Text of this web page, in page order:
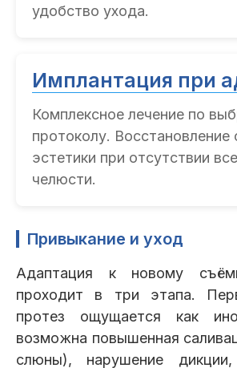
удобство ухода.
Имплантация при
Комплексное лечение по
протоколу. Восстановление
эстетики при отсутствии
челюсти.
Привыкание и уход
Адаптация к новому
проходит в три этапа.
протез ощущается как
возможна повышенная
слюны), нарушение